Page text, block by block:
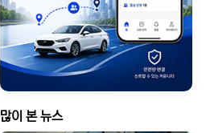
많이 본 뉴스